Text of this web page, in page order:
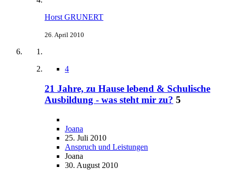
Horst GRUNERT
26. April 2010
4
21 Jahre, zu Hause lebend & Schulische
Ausbildung - was steht mir zu? 5
Joana
25. Juli 2010
Anspruch und Leistungen
Joana
30. August 2010